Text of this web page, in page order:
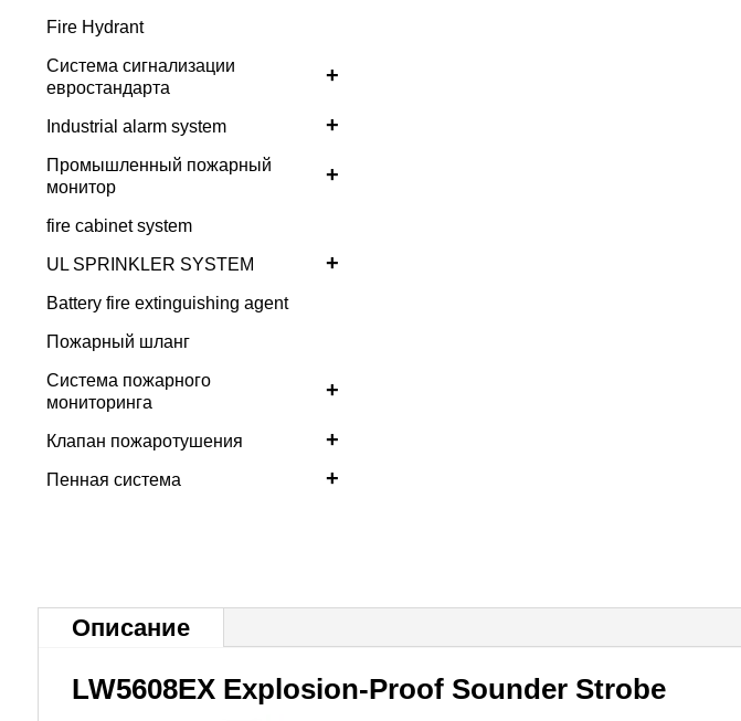
Fire Hydrant
+
Система сигнализации
евростандарта
+
Industrial alarm system
+
Промышленный пожарный
монитор
fire cabinet system
+
UL SPRINKLER SYSTEM
Battery fire extinguishing agent
Пожарный шланг
+
Система пожарного
мониторинга
+
Клапан пожаротушения
+
Пенная система
Описание
LW5608EX Explosion-Proof Sounder Strobe